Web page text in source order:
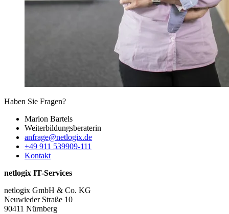
Haben Sie Fragen?
Marion Bartels
Weiterbildungs­beraterin
anfrage@netlogix.de
+49 911 539909-111
Kontakt
netlogix IT-Services
netlogix GmbH & Co. KG
Neuwieder Straße 10
90411 Nürnberg